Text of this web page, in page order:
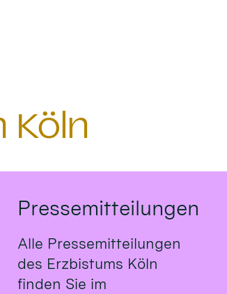
Köln
Pressemitteilungen
Alle Pressemitteilungen
des Erzbistums Köln
finden Sie im